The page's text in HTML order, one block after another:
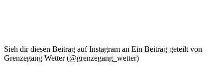
Sieh dir diesen Beitrag auf Instagram an Ein Beitrag geteilt von
Grenzegang Wetter (@grenzegang_wetter)